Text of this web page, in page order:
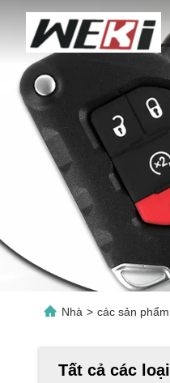
Nhà > các sản phẩm
Tất cả các loại